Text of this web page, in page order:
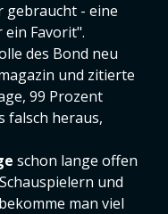
gebraucht - eine
Favorit".
des Bond neu
und zitierte
99 Prozent
falsch heraus,
schon lange offen
und
man viel